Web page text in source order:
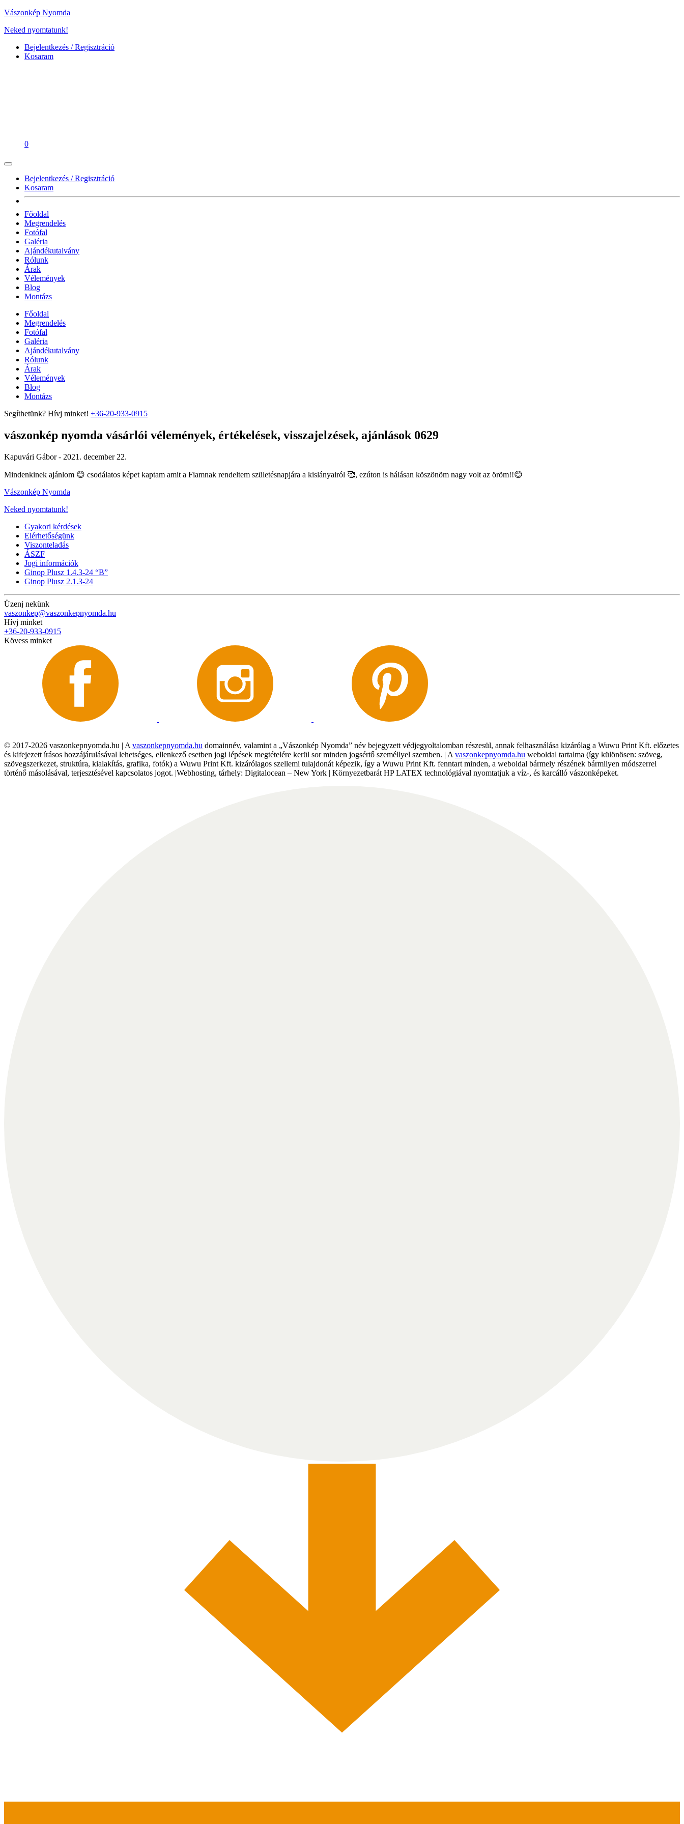
Vászonkép Nyomda
Neked nyomtatunk!
Bejelentkezés / Regisztráció
Kosaram
0
Bejelentkezés / Regisztráció
Kosaram
Főoldal
Megrendelés
Fotófal
Galéria
Ajándékutalvány
Rólunk
Árak
Vélemények
Blog
Montázs
Főoldal
Megrendelés
Fotófal
Galéria
Ajándékutalvány
Rólunk
Árak
Vélemények
Blog
Montázs
Segíthetünk? Hívj minket! +36-20-933-0915
vászonkép nyomda vásárlói vélemények, értékelések, visszajelzések, ajánlások 0629
Kapuvári Gábor - 2021. december 22.
Mindenkinek ajánlom 😊 csodálatos képet kaptam amit a Fiamnak rendeltem születésnapjára a kislányairól 🥰, ezúton is hálásan köszönöm nagy volt az öröm!!😊
Vászonkép Nyomda
Neked nyomtatunk!
Gyakori kérdések
Elérhetőségünk
Viszonteladás
ÁSZF
Jogi információk
Ginop Plusz 1.4.3-24 “B”
Ginop Plusz 2.1.3-24
Üzenj nekünk
vaszonkep@vaszonkepnyomda.hu
Hívj minket
+36-20-933-0915
Kövess minket
© 2017-2026 vaszonkepnyomda.hu | A vaszonkepnyomda.hu domainnév, valamint a „Vászonkép Nyomda” név bejegyzett védjegyoltalomban részesül, annak felhasználása kizárólag a Wuwu Print Kft. előzetes
és kifejezett írásos hozzájárulásával lehetséges, ellenkező esetben jogi lépések megtételére kerül sor minden jogsértő személlyel szemben. | A vaszonkepnyomda.hu weboldal tartalma (így különösen: szöveg,
szövegszerkezet, struktúra, kialakítás, grafika, fotók) a Wuwu Print Kft. kizárólagos szellemi tulajdonát képezik, így a Wuwu Print Kft. fenntart minden, a weboldal bármely részének bármilyen módszerrel
történő másolásával, terjesztésével kapcsolatos jogot. |Webhosting, tárhely: Digitalocean – New York | Környezetbarát HP LATEX technológiával nyomtatjuk a víz-, és karcálló vászonképeket.